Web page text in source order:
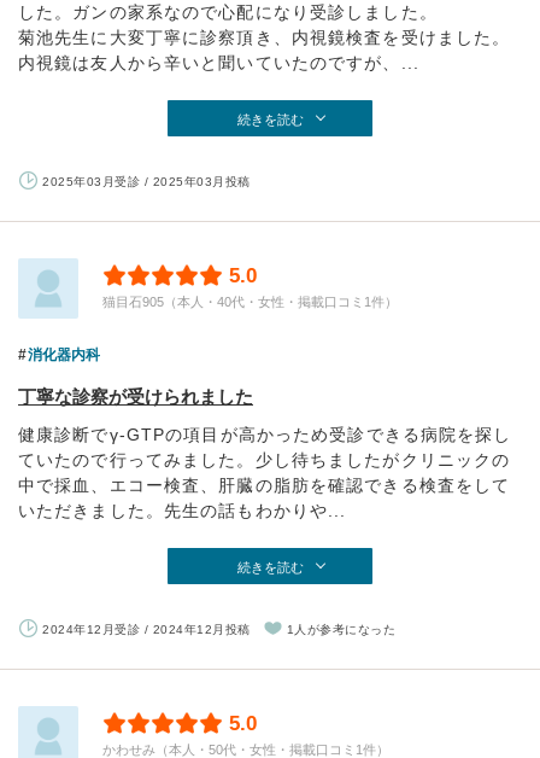
した。ガンの家系なので心配になり受診しました。
菊池先生に大変丁寧に診察頂き、内視鏡検査を受けました。
内視鏡は友人から辛いと聞いていたのですが、...
続きを読む
2025年03月受診 / 2025年03月投稿
5.0
猫目石905（本人・40代・女性・掲載口コミ1件）
消化器内科
丁寧な診察が受けられました
健康診断でγ-GTPの項目が高かっため受診できる病院を探し
ていたので行ってみました。少し待ちましたがクリニックの
中で採血、エコー検査、肝臓の脂肪を確認できる検査をして
いただきました。先生の話もわかりや...
続きを読む
2024年12月受診 / 2024年12月投稿 1人が参考になった
5.0
かわせみ（本人・50代・女性・掲載口コミ1件）